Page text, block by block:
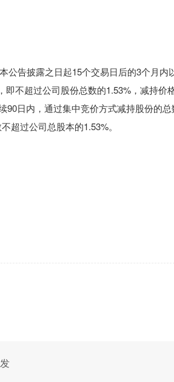
公告披露之日起15个交易日后的3个月内
不超过公司股份总数的1.53%，减持价
90日内，通过集中竞价方式减持股份的总
超过公司总股本的1.53%。